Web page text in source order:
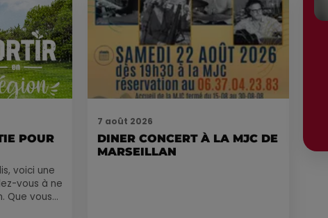
POUR
voici une
vous à ne
Que vous
7 août 2026
DINER CONCERT À LA MJC DE
MARSEILLAN